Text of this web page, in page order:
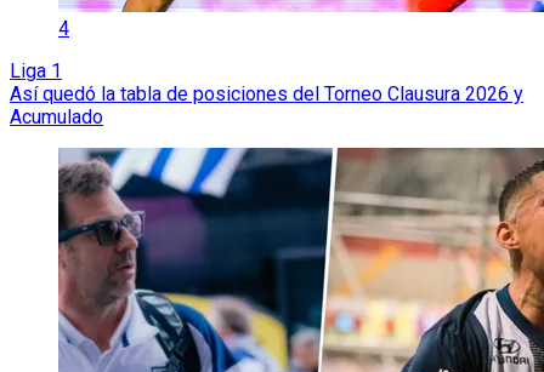
4
Liga 1
Así quedó la tabla de posiciones del Torneo Clausura 2026 y
Acumulado